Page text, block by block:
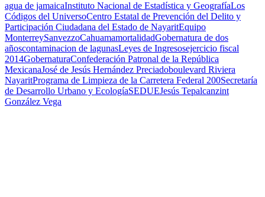
agua de jamaicaInstituto Nacional de Estadística y GeografíaLos
Códigos del UniversoCentro Estatal de Prevención del Delito y
Participación Ciudadana del Estado de NayaritEquipo
MonterreySanvezzoCahuamamortalidadGobernatura de dos
añoscontaminacion de lagunasLeyes de Ingresosejercicio fiscal
2014GobernaturaConfederación Patronal de la República
MexicanaJosé de Jesús Hernández Preciadoboulevard Riviera
NayaritPrograma de Limpieza de la Carretera Federal 200Secretaría
de Desarrollo Urbano y EcologíaSEDUEJesús Tepalcanzint
González Vega